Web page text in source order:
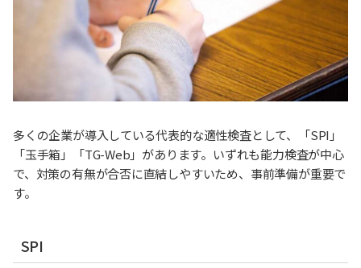
多くの企業が導入している代表的な適性検査として、「SPI」
「玉手箱」「TG-Web」があります。いずれも能力検査が中心
で、対策の有無が合否に直結しやすいため、事前準備が重要で
す。
SPI